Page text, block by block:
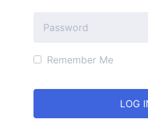
Remember Me